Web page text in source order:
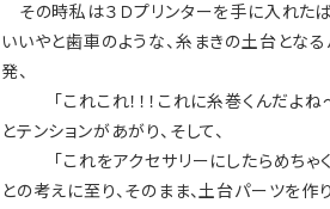
その時私は３Ｄプリンターを手に入れた
いいやと歯車のような、糸まきの土台とな
発、
「これこれ！！！これに糸巻くんだよね～
とテンションがあがり、そして、
「これをアクセサリーにしたらめちゃく
との考えに至り、そのまま、土台パーツを作